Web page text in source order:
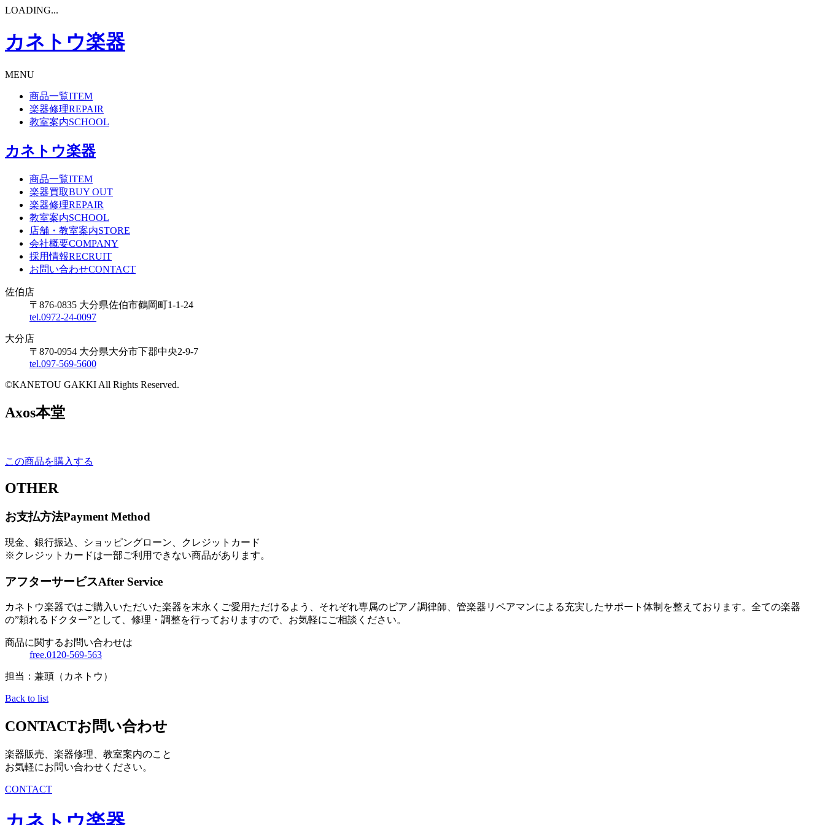
LOADING...
カネトウ楽器
MENU
商品一覧ITEM
楽器修理REPAIR
教室案内SCHOOL
カネトウ楽器
商品一覧ITEM
楽器買取BUY OUT
楽器修理REPAIR
教室案内SCHOOL
店舗・教室案内STORE
会社概要COMPANY
採用情報RECRUIT
お問い合わせCONTACT
佐伯店
〒876-0835 大分県佐伯市鶴岡町1-1-24
tel.0972-24-0097
大分店
〒870-0954 大分県大分市下郡中央2-9-7
tel.097-569-5600
©KANETOU GAKKI All Rights Reserved.
Axos本堂
この商品を購入する
OTHER
お支払方法Payment Method
現金、銀行振込、ショッピングローン、クレジットカード
※クレジットカードは一部ご利用できない商品があります。
アフターサービスAfter Service
カネトウ楽器ではご購入いただいた楽器を末永くご愛用ただけるよう、それぞれ専属のピアノ調律師、管楽器リペアマンによる充実したサポート体制を整えております。全ての楽器
の”頼れるドクター”として、修理・調整を行っておりますので、お気軽にご相談ください。
商品に関するお問い合わせは
free.0120-569-563
担当：兼頭（カネトウ）
Back to list
CONTACTお問い合わせ
楽器販売、楽器修理、教室案内のこと
お気軽にお問い合わせください。
CONTACT